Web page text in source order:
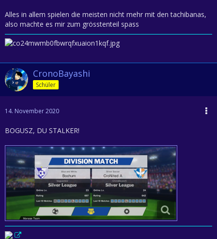
Alles in allem spielen die meisten nicht mehr mit den tachibanas,
also machte es mir zum grösstenteil spass
CronoBayashi
Schüler
14. November 2020
BOGUSZ, DU STALKER!